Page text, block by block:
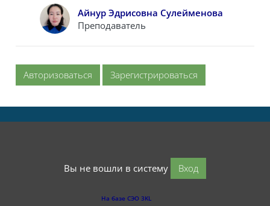
Айнур Эдрисовна Сулейменова
Преподаватель
Авторизоваться Зарегистрироваться
Вы не вошли в систему Вход
На базе СЭО 3KL